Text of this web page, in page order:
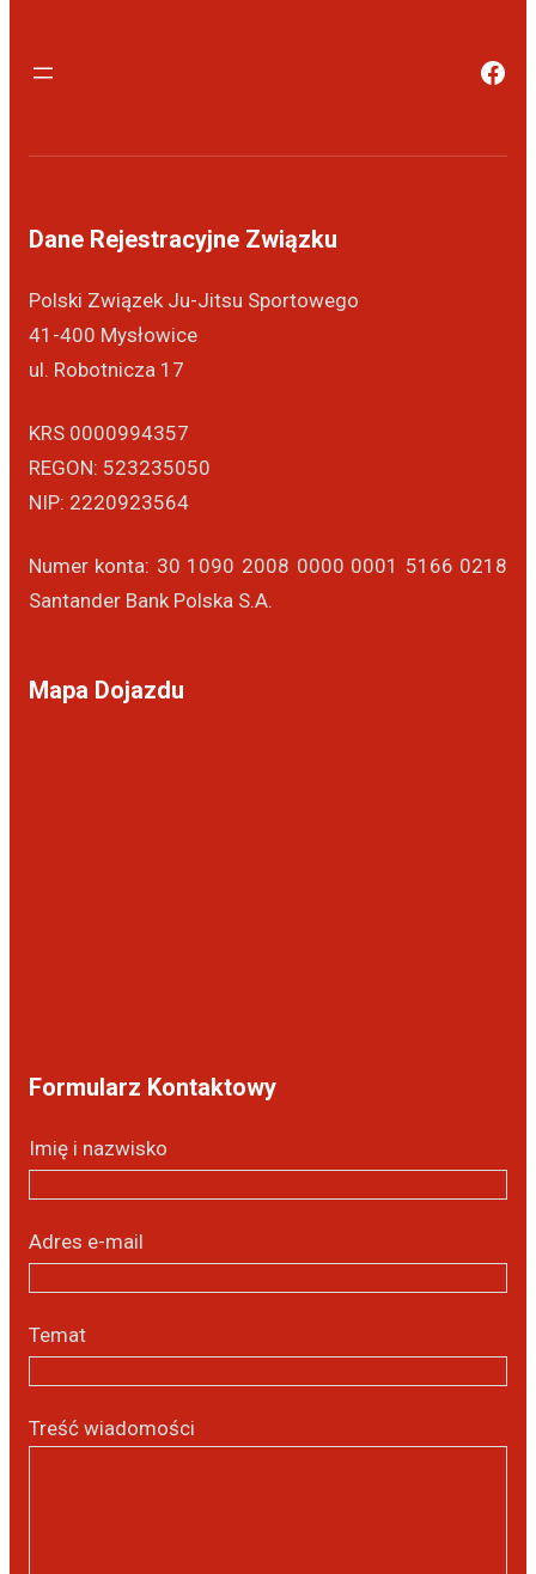
Dane Rejestracyjne Związku
Polski Związek Ju-Jitsu Sportowego
41-400 Mysłowice
ul. Robotnicza 17
KRS 0000994357
REGON: 523235050
NIP: 2220923564
Numer konta: 30 1090 2008 0000 0001 5166 0218
Santander Bank Polska S.A.
Mapa Dojazdu
Formularz Kontaktowy
Imię i nazwisko
Adres e-mail
Temat
Treść wiadomości